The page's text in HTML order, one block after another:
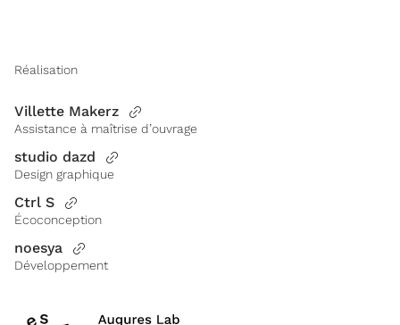
Réalisation
Villette Makerz
Assistance à maîtrise d’ouvrage
studio dazd
Design graphique
Ctrl S
Écoconception
noesya
Développement